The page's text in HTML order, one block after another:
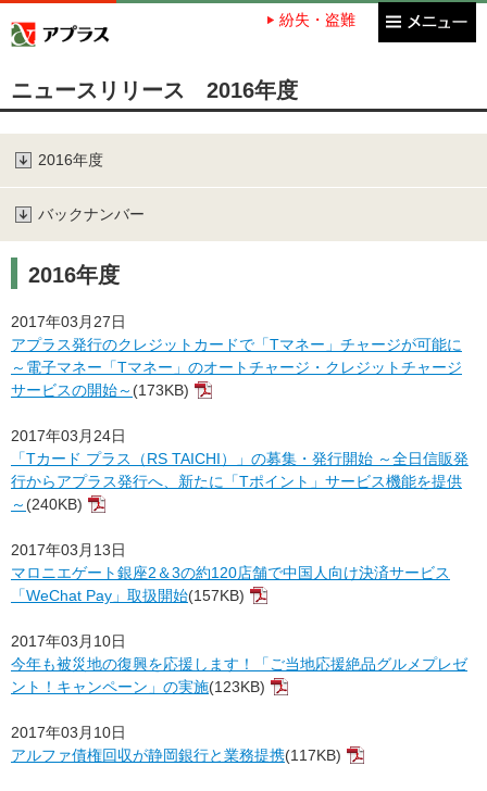
アプラス SBI新生銀行グループ紛失・盗難
ニュースリリース 2016年度
2016年度
バックナンバー
2016年度
2017年03月27日
アプラス発行のクレジットカードで「Tマネー」チャージが可能に
～電子マネー「Tマネー」のオートチャージ・クレジットチャージ
サービスの開始～ (173KB)
2017年03月24日
「Tカード プラス（RS TAICHI）」の募集・発行開始 ～全日信販発
行からアプラス発行へ、新たに「Tポイント」サービス機能を提供
～ (240KB)
2017年03月13日
マロニエゲート銀座2＆3の約120店舗で中国人向け決済サービス
「WeChat Pay」取扱開始(157KB)
2017年03月10日
今年も被災地の復興を応援します！「ご当地応援絶品グルメプレゼ
ント！キャンペーン」の実施(123KB)
2017年03月10日
アルファ債権回収が静岡銀行と業務提携(117KB)